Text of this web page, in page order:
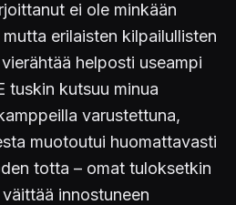
ei ole minkään
erilaisten kilpailullisten
helposti useampi
tuskin kutsuu minua
varustettuna,
muotoutui huomattavasti
totta – omat tuloksetkin
innostuneen